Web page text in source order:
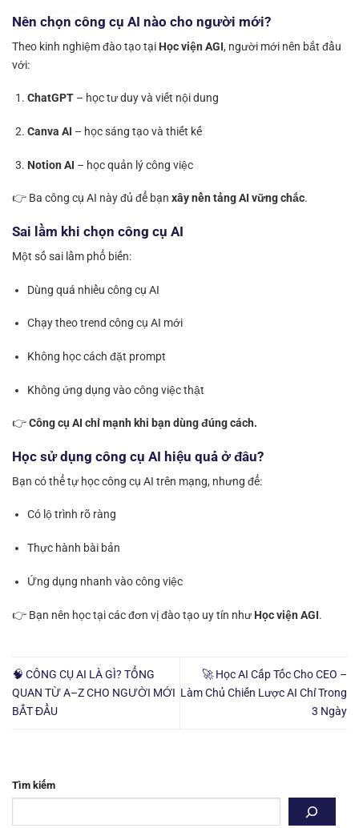
Nên chọn công cụ AI nào cho người mới?
Theo kinh nghiệm đào tạo tại Học viện AGI, người mới nên bắt đầu
với:
ChatGPT– học tư duy và viết nội dung
Canva AI – học sáng tạo và thiết kế
Notion AI – học quản lý công việc
👉 Ba công cụ AI này đủ để bạn xây nền tảng AI vững chắc.
Sai lầm khi chọn công cụ AI
Một số sai lầm phổ biến:
Dùng quá nhiều công cụ AI
Chạy theo trend công cụ AI mới
Không học cách đặt prompt
Không ứng dụng vào công việc thật
👉Công cụ AI chỉ mạnh khi bạn dùng đúng cách.
Học sử dụng công cụ AI hiệu quả ở đâu?
Bạn có thể tự học công cụ AI trên mạng, nhưng để:
Có lộ trình rõ ràng
Thực hành bài bản
Ứng dụng nhanh vào công việc
👉 Bạn nên học tại các đơn vị đào tạo uy tín như Học viện AGI.
🧠 CÔNG CỤ AI LÀ GÌ? TỔNG
QUAN TỪ A–Z CHO NGƯỜI MỚI
BẮT ĐẦU
🚀 Học AI Cấp Tốc Cho CEO –
Làm Chủ Chiến Lược AI Chỉ Trong
3 Ngày
Tìm kiếm